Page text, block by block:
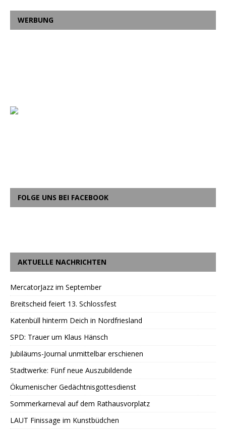
WERBUNG
FOLGE UNS BEI FACEBOOK
AKTUELLE NACHRICHTEN
MercatorJazz im September
Breitscheid feiert 13. Schlossfest
Katenbüll hinterm Deich in Nordfriesland
SPD: Trauer um Klaus Hänsch
Jubiläums-Journal unmittelbar erschienen
Stadtwerke: Fünf neue Auszubildende
Ökumenischer Gedächtnisgottesdienst
Sommerkarneval auf dem Rathausvorplatz
LAUT Finissage im Kunstbüdchen